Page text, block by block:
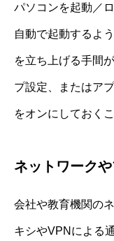
パソコンを起動／
自動で起動するよ
を立ち上げる手間
プ設定、またはア
をオンにしておく
ネットワーク
会社や教育機関の
キシやVPNによる